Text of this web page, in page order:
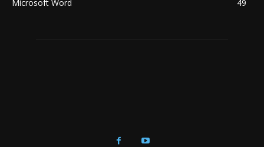
Microsoft Word
49